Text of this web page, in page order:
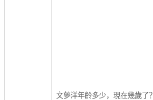
文夢洋年齡多少，現在幾歲了？